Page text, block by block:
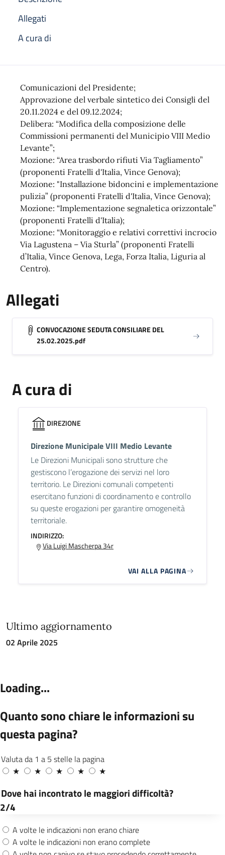
Allegati
A cura di
Descrizione
Comunicazioni del Presidente;
Approvazione del verbale sintetico dei Consigli del
20.11.2024 e del 09.12.2024;
Delibera: “Modifica della composizione delle
Commissioni permanenti del Municipio VIII Medio
Levante”;
Mozione: “Area trasbordo rifiuti Via Tagliamento”
(proponenti Fratelli d'Italia, Vince Genova);
Mozione: "Installazione bidoncini e implementazione
pulizia” (proponenti Fratelli d'Italia, Vince Genova);
Mozione: “Implementazione segnaletica orizzontale”
(proponenti Fratelli d'Italia);
Mozione: “Monitoraggio e relativi correttivi incrocio
Via Lagustena – Via Sturla” (proponenti Fratelli
d’Italia, Vince Genova, Lega, Forza Italia, Liguria al
Centro).
Allegati
CONVOCAZIONE SEDUTA CONSILIARE DEL
25.02.2025.pdf
A cura di
DIREZIONE
Direzione Municipale VIII Medio Levante
Le Direzioni Municipali sono strutture che
gestiscono l’erogazione dei servizi nel loro
territorio. Le Direzioni comunali competenti
esercitano funzioni di coordinamento e controllo
su queste erogazioni per garantire omogeneità
territoriale.
INDIRIZZO:
Via Luigi Mascherpa 34r
VAI ALLA PAGINA
Ultimo aggiornamento
02 Aprile 2025